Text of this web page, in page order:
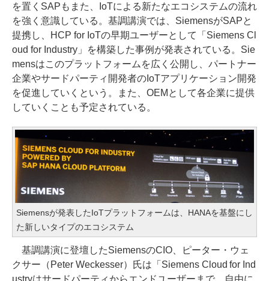
を置くSAPもまた、IoTによる新たなエコシステムの流れ
を強く意識している。基調講演では、SiemensがSAPと
提携し、HCP for IoTの早期ユーザーとして「Siemens Cl
oud for Industry」を構築した事例が発表されている。Sie
mensはこのプラットフォームを広く公開し、パートナー
企業やサードパーティ開発者のIoTアプリケーション開発
を促進していくという。また、OEMとして各企業に提供
していくことも予定されている。
Siemensが発表したIoTプラットフォームは、HANAを基盤にし
た新しいタイプのエコシステム
基調講演に登壇したSiemensのCIO、ピーター・ウェ
クサー（Peter Weckesser）氏は「Siemens Cloud for Ind
ustryはサードパーティからエンドユーザーまで、自由に